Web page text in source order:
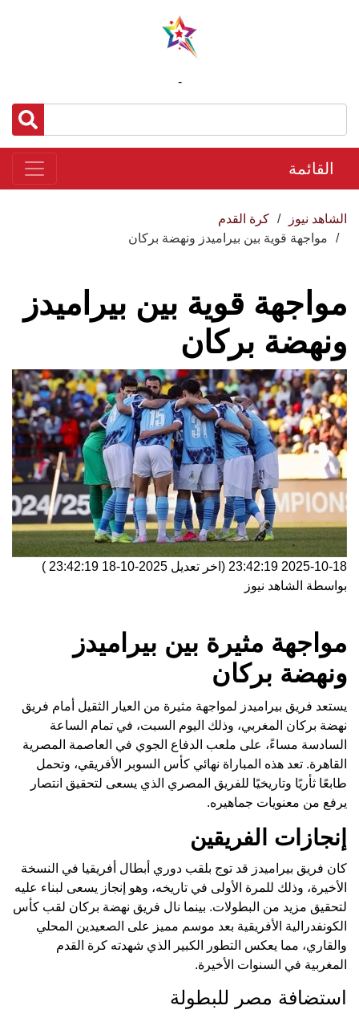
-
القائمة
الشاهد نيوز
كرة القدم
مواجهة قوية بين بيراميدز ونهضة بركان
مواجهة قوية بين بيراميدز
ونهضة بركان
2025-10-18 23:42:19 (اخر تعديل 2025-10-18 23:42:19
)
بواسطة الشاهد نيوز
مواجهة مثيرة بين بيراميدز
ونهضة بركان
يستعد فريق بيراميدز لمواجهة مثيرة من العيار الثقيل أمام فريق
نهضة بركان المغربي، وذلك اليوم السبت، في تمام الساعة
السادسة مساءً، على ملعب الدفاع الجوي في العاصمة المصرية
القاهرة. تعد هذه المباراة نهائي كأس السوبر الأفريقي، وتحمل
طابعًا ثأريًا وتاريخيًا للفريق المصري الذي يسعى لتحقيق انتصار
يرفع من معنويات جماهيره.
إنجازات الفريقين
كان فريق بيراميدز قد توج بلقب دوري أبطال أفريقيا في النسخة
الأخيرة، وذلك للمرة الأولى في تاريخه، وهو إنجاز يسعى لبناء عليه
لتحقيق مزيد من البطولات. بينما نال فريق نهضة بركان لقب كأس
الكونفدرالية الأفريقية بعد موسم مميز على الصعيدين المحلي
والقاري، مما يعكس التطور الكبير الذي شهدته كرة القدم
المغربية في السنوات الأخيرة.
استضافة مصر للبطولة